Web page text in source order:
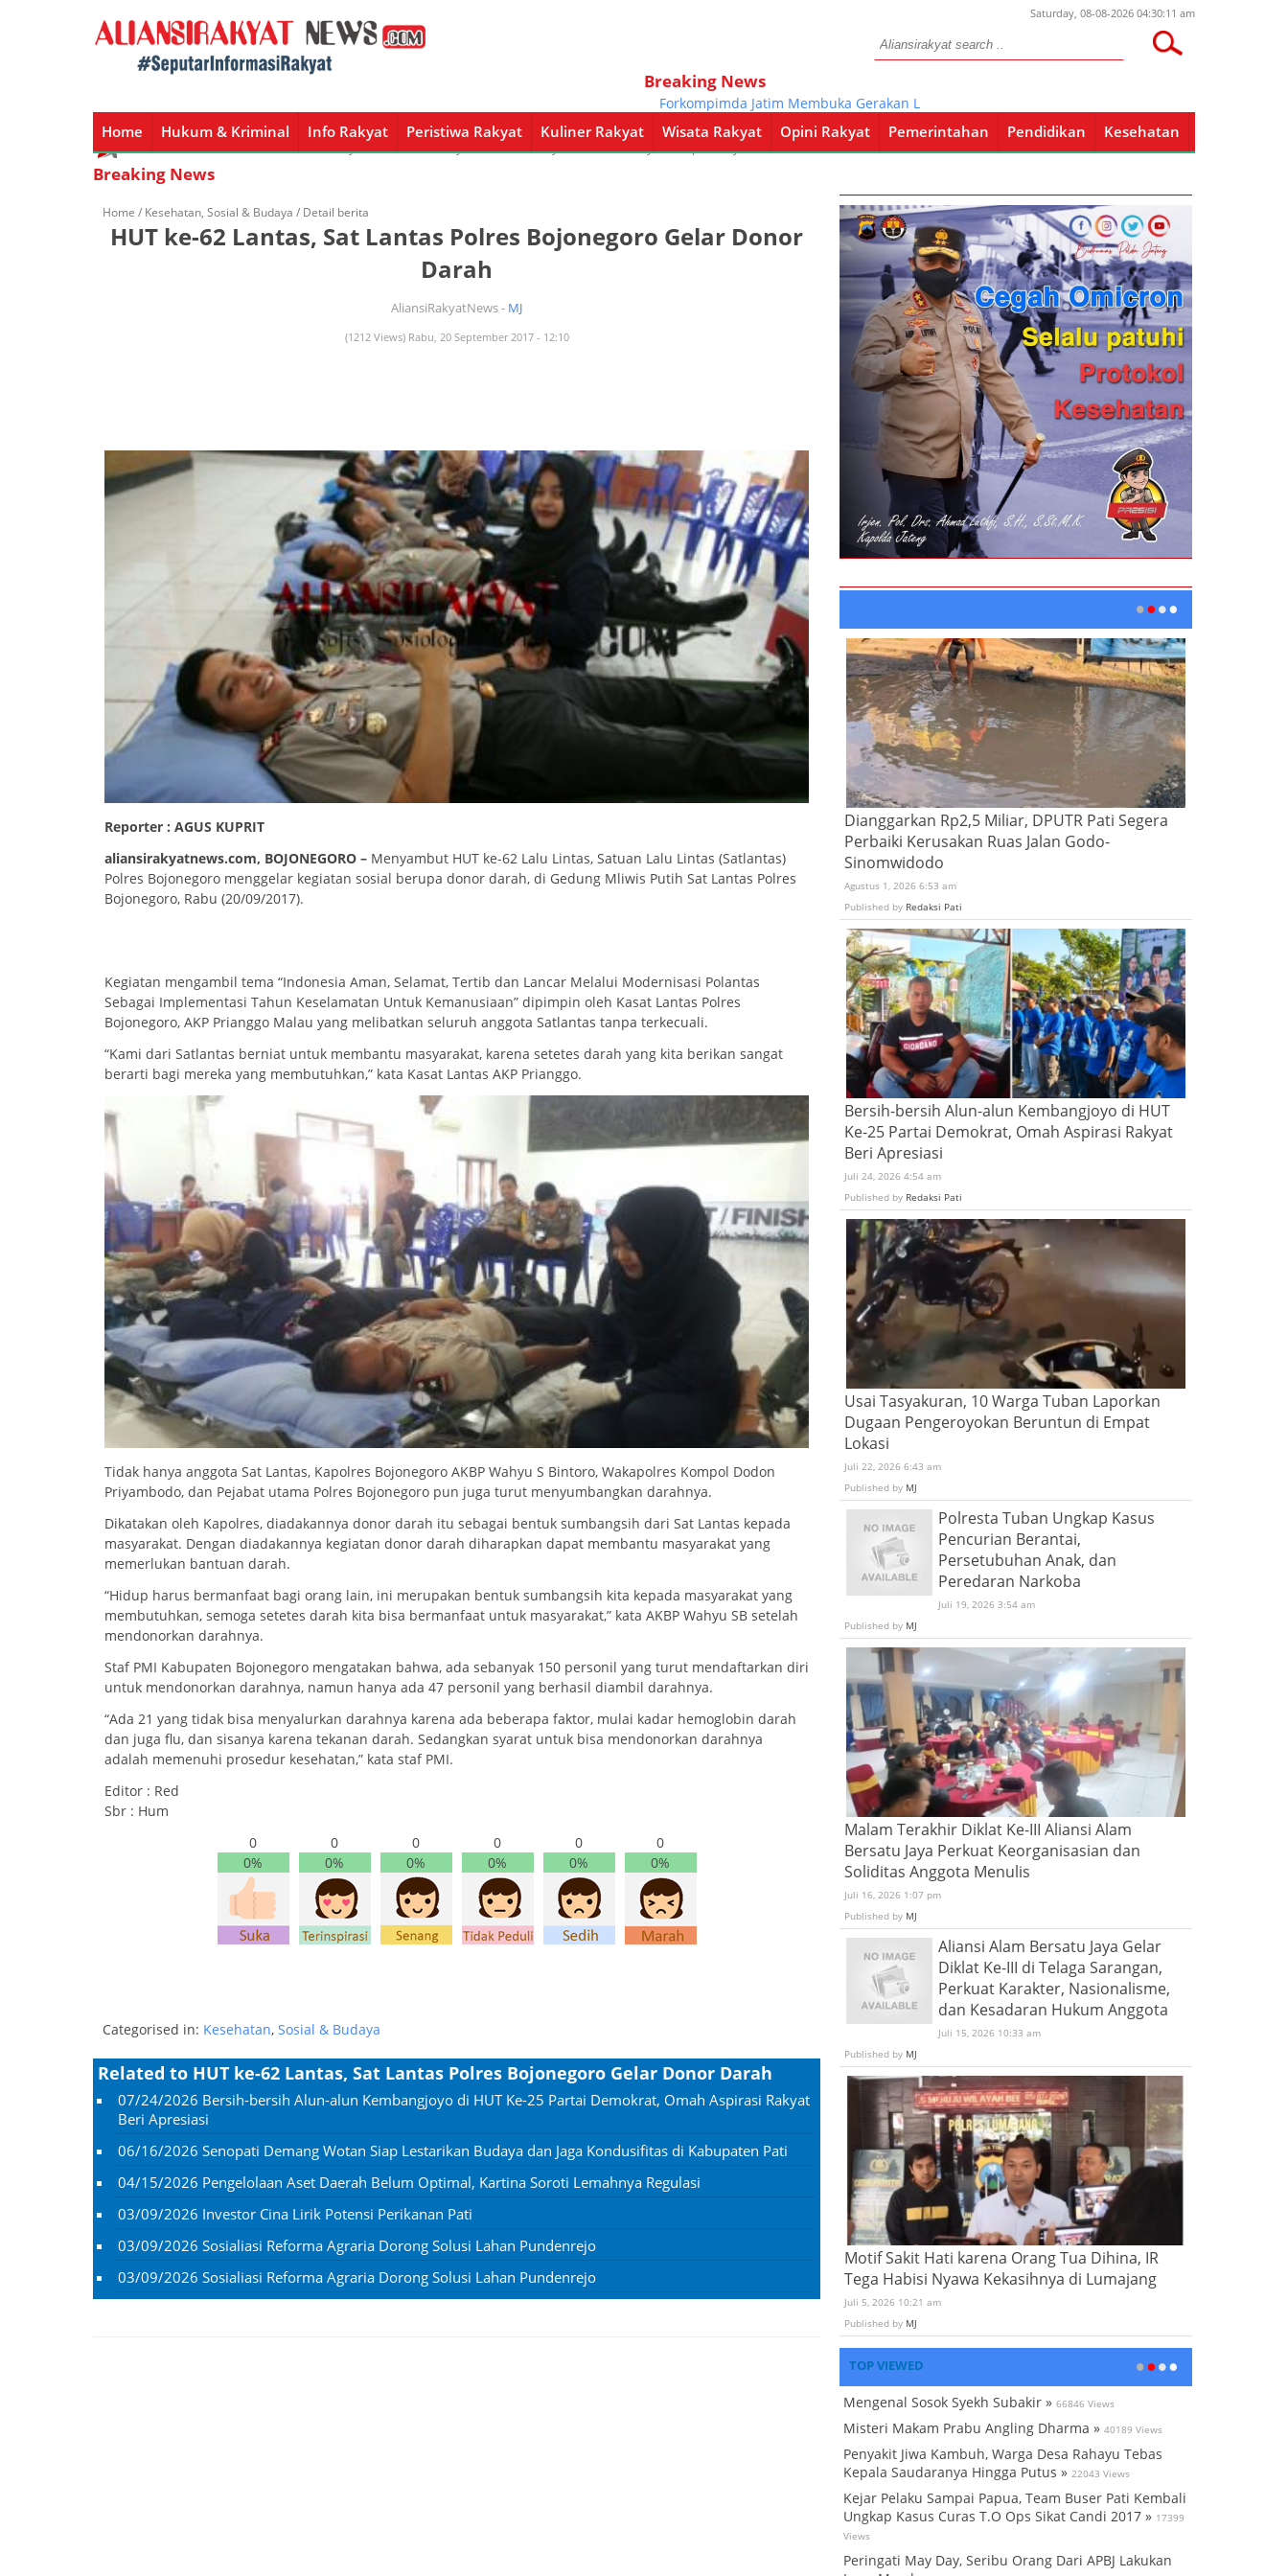
Saturday, 08-08-2026 04:30:11 am
Breaking News
Forkompimda Jatim Membuka Gerakan Lawan covid-19 di Tuban
Home Hukum & Kriminal Info Rakyat Peristiwa Rakyat Kuliner Rakyat Wisata Rakyat Opini Rakyat Pemerintahan Pendidikan Kesehatan
Home Hukum & Kriminal Info Rakyat Peristiwa Rakyat Kuliner Rakyat Wisata Rakyat Opini Rakyat Pemerintahan Pendidikan Kesehatan
Breaking News
Home / Kesehatan, Sosial & Budaya / Detail berita
HUT ke-62 Lantas, Sat Lantas Polres Bojonegoro Gelar Donor
Darah
AliansiRakyatNews - MJ
(1212 Views) Rabu, 20 September 2017 - 12:10
Reporter : AGUS KUPRIT
aliansirakyatnews.com, BOJONEGORO – Menyambut HUT ke-62 Lalu Lintas, Satuan Lalu Lintas (Satlantas)
Polres Bojonegoro menggelar kegiatan sosial berupa donor darah, di Gedung Mliwis Putih Sat Lantas Polres
Bojonegoro, Rabu (20/09/2017).
Kegiatan mengambil tema “Indonesia Aman, Selamat, Tertib dan Lancar Melalui Modernisasi Polantas
Sebagai Implementasi Tahun Keselamatan Untuk Kemanusiaan” dipimpin oleh Kasat Lantas Polres
Bojonegoro, AKP Prianggo Malau yang melibatkan seluruh anggota Satlantas tanpa terkecuali.
“Kami dari Satlantas berniat untuk membantu masyarakat, karena setetes darah yang kita berikan sangat
berarti bagi mereka yang membutuhkan,” kata Kasat Lantas AKP Prianggo.
Tidak hanya anggota Sat Lantas, Kapolres Bojonegoro AKBP Wahyu S Bintoro, Wakapolres Kompol Dodon
Priyambodo, dan Pejabat utama Polres Bojonegoro pun juga turut menyumbangkan darahnya.
Dikatakan oleh Kapolres, diadakannya donor darah itu sebagai bentuk sumbangsih dari Sat Lantas kepada
masyarakat. Dengan diadakannya kegiatan donor darah diharapkan dapat membantu masyarakat yang
memerlukan bantuan darah.
“Hidup harus bermanfaat bagi orang lain, ini merupakan bentuk sumbangsih kita kepada masyarakat yang
membutuhkan, semoga setetes darah kita bisa bermanfaat untuk masyarakat,” kata AKBP Wahyu SB setelah
mendonorkan darahnya.
Staf PMI Kabupaten Bojonegoro mengatakan bahwa, ada sebanyak 150 personil yang turut mendaftarkan diri
untuk mendonorkan darahnya, namun hanya ada 47 personil yang berhasil diambil darahnya.
“Ada 21 yang tidak bisa menyalurkan darahnya karena ada beberapa faktor, mulai kadar hemoglobin darah
dan juga flu, dan sisanya karena tekanan darah. Sedangkan syarat untuk bisa mendonorkan darahnya
adalah memenuhi prosedur kesehatan,” kata staf PMI.
Editor : Red
Sbr : Hum
0
0%
0
0%
0
0%
0
0%
0
0%
0
0%
Categorised in: Kesehatan, Sosial & Budaya
Related to HUT ke-62 Lantas, Sat Lantas Polres Bojonegoro Gelar Donor Darah
07/24/2026 Bersih-bersih Alun-alun Kembangjoyo di HUT Ke-25 Partai Demokrat, Omah Aspirasi Rakyat
Beri Apresiasi
06/16/2026 Senopati Demang Wotan Siap Lestarikan Budaya dan Jaga Kondusifitas di Kabupaten Pati
04/15/2026 Pengelolaan Aset Daerah Belum Optimal, Kartina Soroti Lemahnya Regulasi
03/09/2026 Investor Cina Lirik Potensi Perikanan Pati
03/09/2026 Sosialiasi Reforma Agraria Dorong Solusi Lahan Pundenrejo
03/09/2026 Sosialiasi Reforma Agraria Dorong Solusi Lahan Pundenrejo
Dianggarkan Rp2,5 Miliar, DPUTR Pati Segera
Perbaiki Kerusakan Ruas Jalan Godo-
Sinomwidodo
Agustus 1, 2026 6:53 am
Published by Redaksi Pati
Bersih-bersih Alun-alun Kembangjoyo di HUT
Ke-25 Partai Demokrat, Omah Aspirasi Rakyat
Beri Apresiasi
Juli 24, 2026 4:54 am
Published by Redaksi Pati
Usai Tasyakuran, 10 Warga Tuban Laporkan
Dugaan Pengeroyokan Beruntun di Empat
Lokasi
Juli 22, 2026 6:43 am
Published by MJ
Polresta Tuban Ungkap Kasus
Pencurian Berantai,
Persetubuhan Anak, dan
Peredaran Narkoba
Juli 19, 2026 3:54 am
Published by MJ
Malam Terakhir Diklat Ke-III Aliansi Alam
Bersatu Jaya Perkuat Keorganisasian dan
Soliditas Anggota Menulis
Juli 16, 2026 1:07 pm
Published by MJ
Aliansi Alam Bersatu Jaya Gelar
Diklat Ke-III di Telaga Sarangan,
Perkuat Karakter, Nasionalisme,
dan Kesadaran Hukum Anggota
Juli 15, 2026 10:33 am
Published by MJ
Motif Sakit Hati karena Orang Tua Dihina, IR
Tega Habisi Nyawa Kekasihnya di Lumajang
Juli 5, 2026 10:21 am
Published by MJ
TOP VIEWED
Mengenal Sosok Syekh Subakir » 66846 Views
Misteri Makam Prabu Angling Dharma » 40189 Views
Penyakit Jiwa Kambuh, Warga Desa Rahayu Tebas
Kepala Saudaranya Hingga Putus » 22043 Views
Kejar Pelaku Sampai Papua, Team Buser Pati Kembali
Ungkap Kasus Curas T.O Ops Sikat Candi 2017 » 17399
Views
Peringati May Day, Seribu Orang Dari APBJ Lakukan